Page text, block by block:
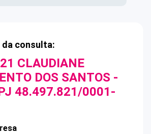
consulta:
CLAUDIANE
DOS SANTOS -
48.497.821/0001-